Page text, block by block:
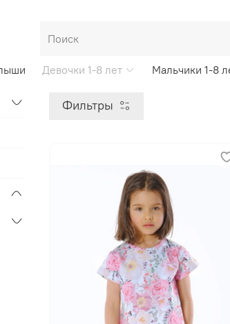
Девочки 1-8 лет Мальчики 1-8
Фильтры